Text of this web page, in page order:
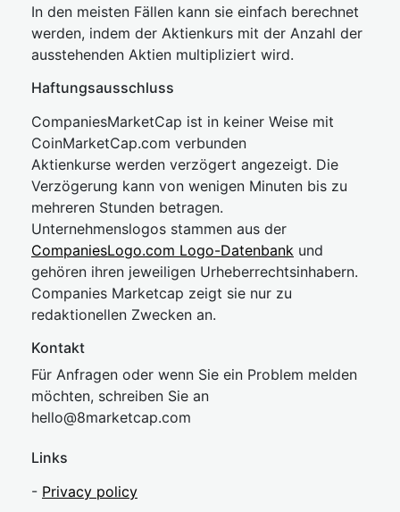
In den meisten Fällen kann sie einfach berechnet
werden, indem der Aktienkurs mit der Anzahl der
ausstehenden Aktien multipliziert wird.
Haftungsausschluss
CompaniesMarketCap ist in keiner Weise mit
CoinMarketCap.com verbunden
Aktienkurse werden verzögert angezeigt. Die
Verzögerung kann von wenigen Minuten bis zu
mehreren Stunden betragen.
Unternehmenslogos stammen aus der
CompaniesLogo.com Logo-Datenbank und
gehören ihren jeweiligen Urheberrechtsinhabern.
Companies Marketcap zeigt sie nur zu
redaktionellen Zwecken an.
Kontakt
Für Anfragen oder wenn Sie ein Problem melden
möchten, schreiben Sie an
hello@8marketcap.com
Links
- Privacy policy